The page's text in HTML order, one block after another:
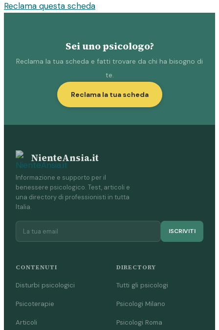
Reclama questa scheda
Sei uno psicologo?
Reclama la tua scheda e fatti trovare da chi ha bisogno di
te.
Reclama la tua scheda
NienteAnsia.it
Informazione e supporto per il
benessere psicologico. Test, articoli e
una directory di professionisti in tutta
Italia.
ISCRIVITI
CONTENUTI
Disturbi psicologici
Psicoterapie
Articoli
DIRECTORY
Tutti gli psicologi
Psicologi Milano
Psicologi Roma